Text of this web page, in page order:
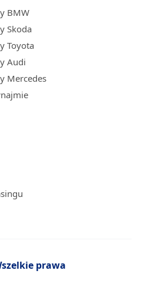
BMW
Skoda
Toyota
Audi
Mercedes
prawa